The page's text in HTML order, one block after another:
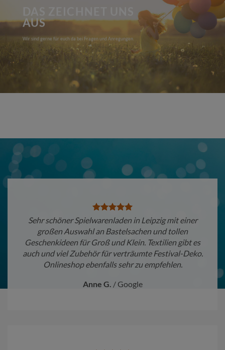
AUS
Wir sind gerne für euch da bei Fragen und Anregungen.
Sehr schöner Spielwarenladen in Leipzig mit einer
großen Auswahl an Bastelsachen und tollen
Geschenkideen für Groß und Klein. Textilien gibt es
auch und viel Zubehör für verträumte Festival-Deko.
Onlineshop ebenfalls sehr zu empfehlen.
Anne G. / Google